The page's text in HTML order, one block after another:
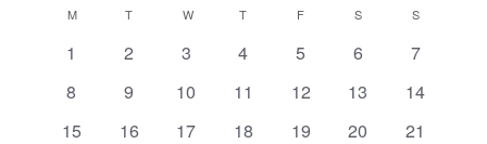
date.
Calendar
Gertaerak
M ASTELEHENA
T ASTEARTEA
WASTEAZKENA
T OSTEGUNA
F OSTIRALA
SLARUNBATA
SIGANDEA
0
1
0
2
0
3
0
4
0
5
0
6
0
7
0
8
0
9
0
10
0
11
0
12
0
13
0
14
0
15
0
16
0
17
0
18
0
19
0
20
0
21